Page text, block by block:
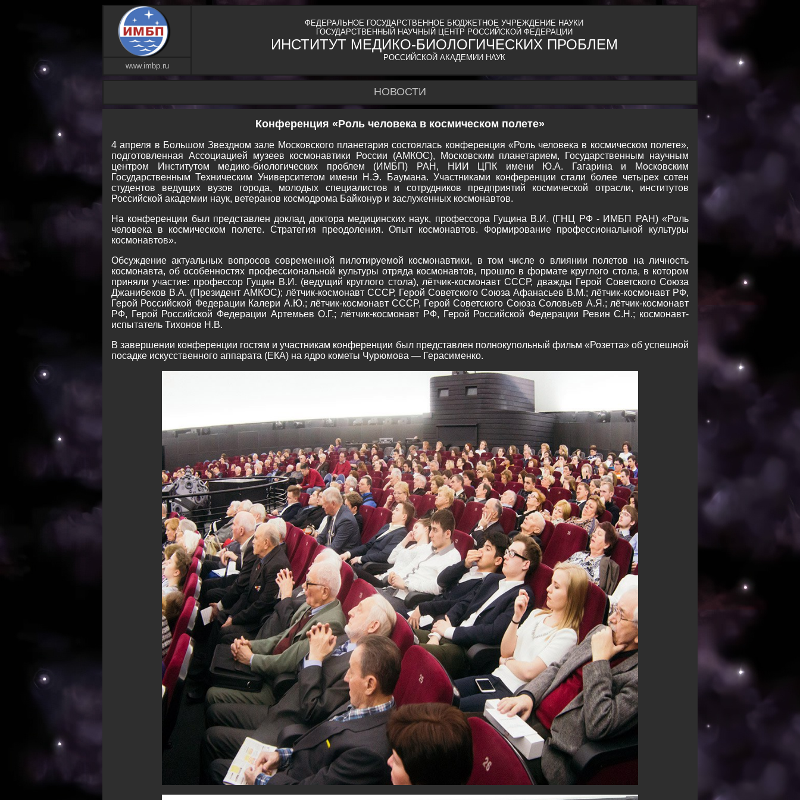
ФЕДЕРАЛЬНОЕ ГОСУДАРСТВЕННОЕ БЮДЖЕТНОЕ УЧРЕЖДЕНИЕ НАУКИ
ГОСУДАРСТВЕННЫЙ НАУЧНЫЙ ЦЕНТР РОССИЙСКОЙ ФЕДЕРАЦИИ
ИНСТИТУТ МЕДИКО-БИОЛОГИЧЕСКИХ ПРОБЛЕМ
РОССИЙСКОЙ АКАДЕМИИ НАУК
www.imbp.ru
НОВОСТИ
Конференция «Роль человека в космическом полете»
4 апреля в Большом Звездном зале Московского планетария состоялась конференция «Роль человека в космическом полете»,
подготовленная Ассоциацией музеев космонавтики России (АМКОС), Московским планетарием, Государственным научным
центром Институтом медико-биологических проблем (ИМБП) РАН, НИИ ЦПК имени Ю.А. Гагарина и Московским
Государственным Техническим Университетом имени Н.Э. Баумана. Участниками конференции стали более четырех сотен
студентов ведущих вузов города, молодых специалистов и сотрудников предприятий космической отрасли, институтов
Российской академии наук, ветеранов космодрома Байконур и заслуженных космонавтов.
На конференции был представлен доклад доктора медицинских наук, профессора Гущина В.И. (ГНЦ РФ - ИМБП РАН) «Роль
человека в космическом полете. Стратегия преодоления. Опыт космонавтов. Формирование профессиональной культуры
космонавтов».
Обсуждение актуальных вопросов современной пилотируемой космонавтики, в том числе о влиянии полетов на личность
космонавта, об особенностях профессиональной культуры отряда космонавтов, прошло в формате круглого стола, в котором
приняли участие: профессор Гущин В.И. (ведущий круглого стола), лётчик-космонавт СССР, дважды Герой Советского Союза
Джанибеков В.А. (Президент АМКОС); лётчик-космонавт СССР, Герой Советского Союза Афанасьев В.М.; лётчик-космонавт РФ,
Герой Российской Федерации Калери А.Ю.; лётчик-космонавт СССР, Герой Советского Союза Соловьев А.Я.; лётчик-космонавт
РФ, Герой Российской Федерации Артемьев О.Г.; лётчик-космонавт РФ, Герой Российской Федерации Ревин С.Н.; космонавт-
испытатель Тихонов Н.В.
В завершении конференции гостям и участникам конференции был представлен полнокупольный фильм «Розетта» об успешной
посадке искусственного аппарата (ЕКА) на ядро кометы Чурюмова — Герасименко.